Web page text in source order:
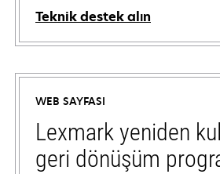
Teknik destek alın
opens
in
new
tab
WEB SAYFASI
Lexmark yeniden
geri dönüşüm